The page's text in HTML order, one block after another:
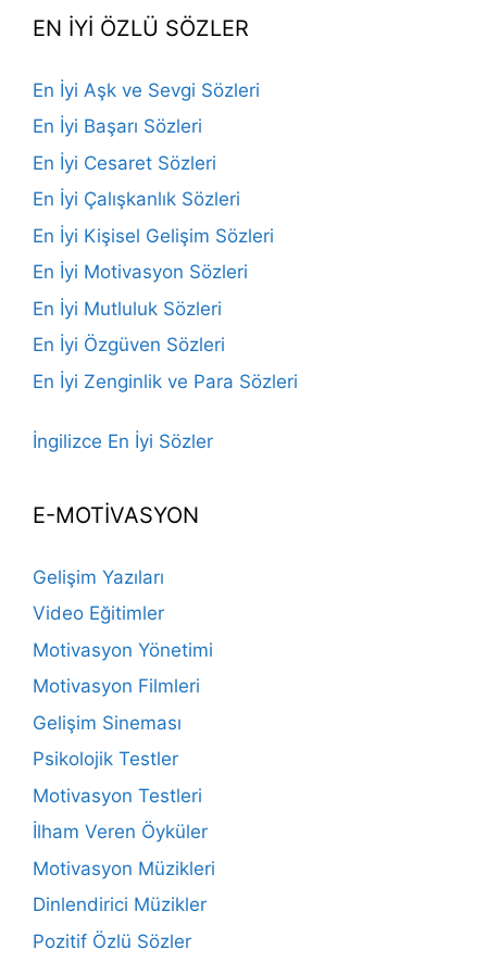
EN İYİ ÖZLÜ SÖZLER
En İyi Aşk ve Sevgi Sözleri
En İyi Başarı Sözleri
En İyi Cesaret Sözleri
En İyi Çalışkanlık Sözleri
En İyi Kişisel Gelişim Sözleri
En İyi Motivasyon Sözleri
En İyi Mutluluk Sözleri
En İyi Özgüven Sözleri
En İyi Zenginlik ve Para Sözleri
İngilizce En İyi Sözler
E-MOTİVASYON
Gelişim Yazıları
Video Eğitimler
Motivasyon Yönetimi
Motivasyon Filmleri
Gelişim Sineması
Psikolojik Testler
Motivasyon Testleri
İlham Veren Öyküler
Motivasyon Müzikleri
Dinlendirici Müzikler
Pozitif Özlü Sözler